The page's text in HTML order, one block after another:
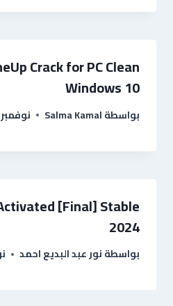
Crack for PC Clean
Windows 10
بواسطةSalma Kamal نوفمبر 12, 2025
[Final] Stable
2024
بواسطةنور عبد البديع احمد